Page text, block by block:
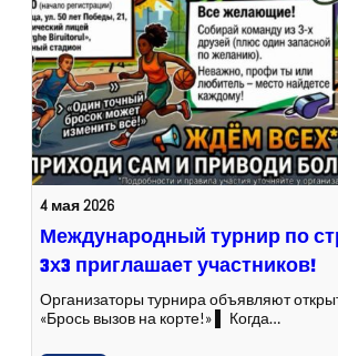
4 мая 2026
Международный турнир по
3х3 приглашает участников!
Организаторы турнира объявляют
«Брось вызов на корте!» ▌ Когда…